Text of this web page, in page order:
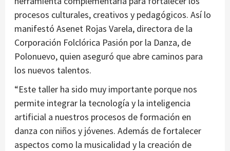
procesos culturales, creativos y pedagógicos. Así lo
manifestó Asenet Rojas Varela, directora de la
Corporación Folclórica Pasión por la Danza, de
Polonuevo, quien aseguró que abre caminos para
los nuevos talentos.
“Este taller ha sido muy importante porque nos
permite integrar la tecnología y la inteligencia
artificial a nuestros procesos de formación en
danza con niños y jóvenes. Además de fortalecer
aspectos como la musicalidad y la creación de